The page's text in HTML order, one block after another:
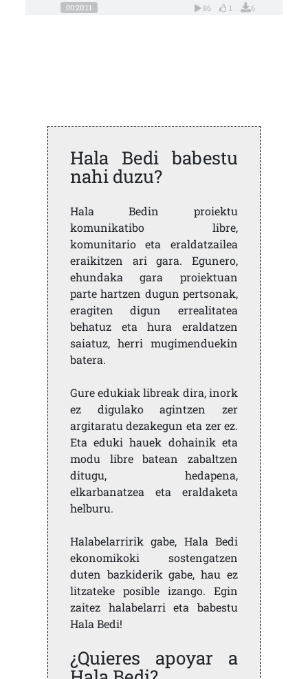
00:20:11 86 1 6
Hala Bedi babestu
nahi duzu?
Hala Bedin proiektu
komunikatibo libre,
komunitario eta eraldatzailea
eraikitzen ari gara. Egunero,
ehundaka gara proiektuan
parte hartzen dugun pertsonak,
eragiten digun errealitatea
behatuz eta hura eraldatzen
saiatuz, herri mugimenduekin
batera.
Gure edukiak libreak dira, inork
ez digulako agintzen zer
argitaratu dezakegun eta zer ez.
Eta eduki hauek dohainik eta
modu libre batean zabaltzen
ditugu, hedapena,
elkarbanatzea eta eraldaketa
helburu.
Halabelarririk gabe, Hala Bedi
ekonomikoki sostengatzen
duten bazkiderik gabe, hau ez
litzateke posible izango. Egin
zaitez halabelarri eta babestu
Hala Bedi!
¿Quieres apoyar a